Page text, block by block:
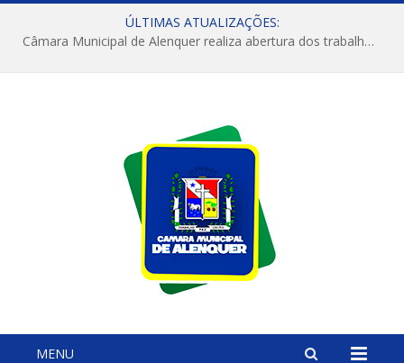
ÚLTIMAS ATUALIZAÇÕES:
Câmara Municipal de Alenquer realiza abertura dos trabalhos do 4º Período Legislativo
MENU